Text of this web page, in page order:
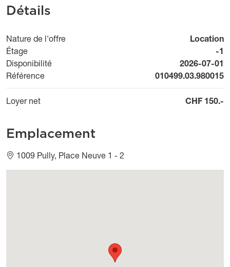
Détails
Nature de l'offre
Location
Étage
-1
Disponibilité
Available
2026-07-01
Référence
010499.03.980015
Loyer net CHF 150.-
Emplacement
1009 Pully, Place Neuve 1 - 2